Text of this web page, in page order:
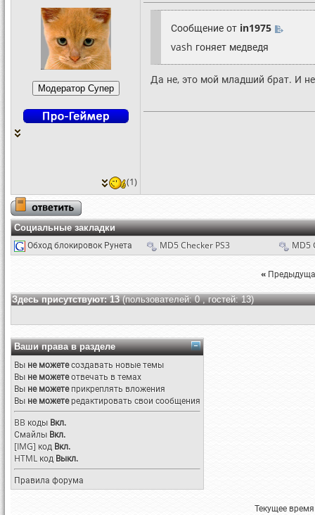
Сообщение от in1975
vash гоняет медведя
Да не, это мой младший брат. И
(1)
Социальные закладки
Обход блокировок Рунета MD5 Checker PS3 MD5
«
Здесь присутствуют: 13(пользователей: 0 , гостей: 13)
Ваши права в разделе
Вы не можетесоздавать новые темы
Вы не можетеотвечать в темах
Вы не можетеприкреплять вложения
Вы не можетередактировать свои сообщения
BB коды Вкл.
Смайлы Вкл.
[IMG] код Вкл.
HTML код Выкл.
Правила форума
Текущее